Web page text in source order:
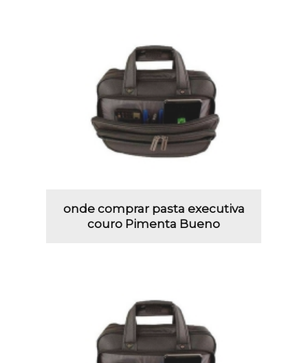
onde comprar pasta executiva
couro Pimenta Bueno